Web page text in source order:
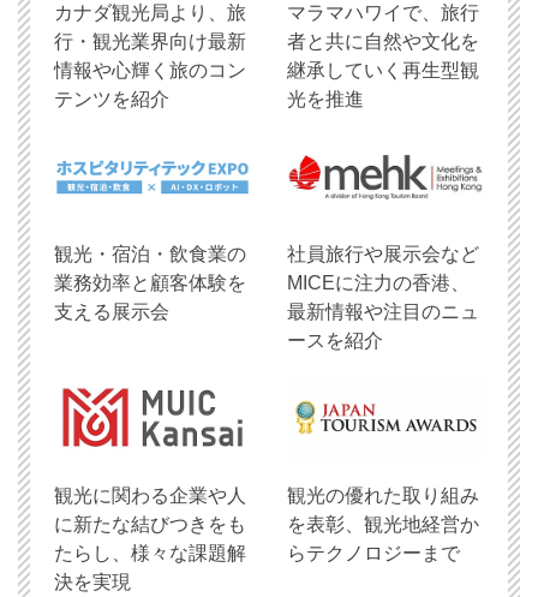
​カナダ観光局より、旅
行・観光業界向け最新
情報や心輝く旅のコン
テンツを紹介
マラマハワイで、旅行
者と共に自然や文化を
継承していく再生型観
光を推進
観光・宿泊・飲食業の
業務効率と顧客体験を
支える展示会
社員旅行や展示会など
MICEに注力の香港、
最新情報や注目のニュ
ースを紹介
観光に関わる企業や人
に新たな結びつきをも
たらし、様々な課題解
決を実現
観光の優れた取り組み
を表彰、観光地経営か
らテクノロジーまで